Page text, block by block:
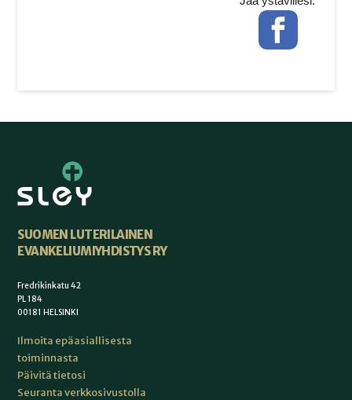
Facebook
SUOMEN LUTERILAINEN
EVANKELIUMIYHDISTYS RY
Fredrikinkatu 42
PL 184
00181 HELSINKI
Ilmoita epäasiallisesta
toiminnasta
Päivitä tietosi
Seuranta verkkosivustolla